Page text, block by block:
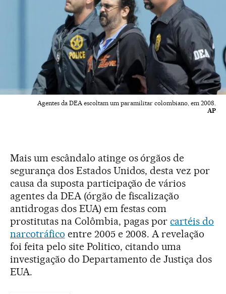
Agentes da DEA escoltam um paramilitar colombiano, em 2008.
AP
Mais um escândalo atinge os órgãos de
segurança dos Estados Unidos, desta vez por
causa da suposta participação de vários
agentes da DEA (órgão de fiscalização
antidrogas dos EUA) em festas com
prostitutas na Colômbia, pagas porcartéis do
narcotráfico entre 2005 e 2008. A revelação
foi feita pelo site Politico, citando uma
investigação do Departamento de Justiça dos
EUA.